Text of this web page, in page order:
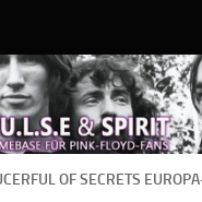
OF SECRETS